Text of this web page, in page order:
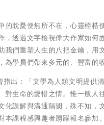
耽憂便無所不在，心靈桎梏
透過文字檢視偉大作家如何
們重塑人生的八把金鑰，用
學員們帶來多元的、豐富的收
：「文學為人類文明提供
生命的愛惜之情。惟一般人
誤解與溝通隔閡，殊不知，
課程感興趣者踴躍報名參加